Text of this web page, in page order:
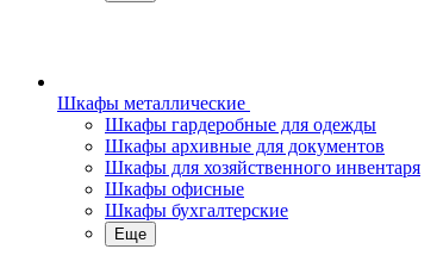
Шкафы металлические
Шкафы гардеробные для одежды
Шкафы архивные для документов
Шкафы для хозяйственного инвентаря
Шкафы офисные
Шкафы бухгалтерские
Еще